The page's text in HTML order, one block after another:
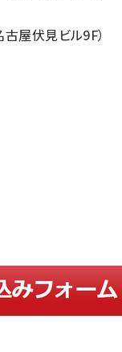
屋伏見ビル9F）